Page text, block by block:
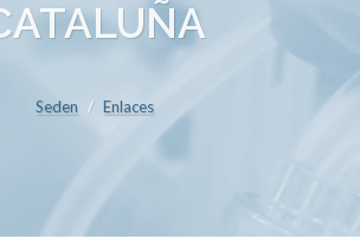
Seden Enlaces